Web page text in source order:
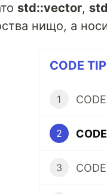
std::vector,
нищо, а
CODE
1
2
3